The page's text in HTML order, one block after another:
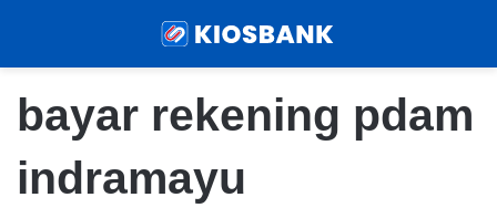
bayar rekening pdam
indramayu